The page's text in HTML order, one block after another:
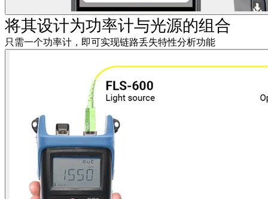
将其设计为功率计与光源的组合
只需一个功率计，即可实现链路丢失特性分析功能